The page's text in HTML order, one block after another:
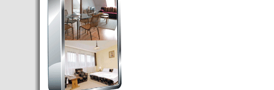
Budapest’.
- Hoteles en BUDAPEST:
Resultados octubre de 2016,
subida del 15% ocupación y
del 25,6% en el RevPar
- Nuevo Hotel en Budapest
bajo la marca Exe Hotusa